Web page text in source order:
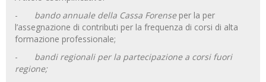
-
bando annuale della Cassa Forenseper la per
l’assegnazione di contributi per la frequenza di corsi di alta
formazione professionale;
- bandi regionali per la partecipazione a corsi fuori
regione;